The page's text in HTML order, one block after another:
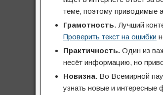
теме, поэтому приводимые
Грамотность. Лучший
Проверить текст на ошибки
Практичность. Один из
несёт информацию, но
Новизна. Во Всемирной
узнать новые и интересные